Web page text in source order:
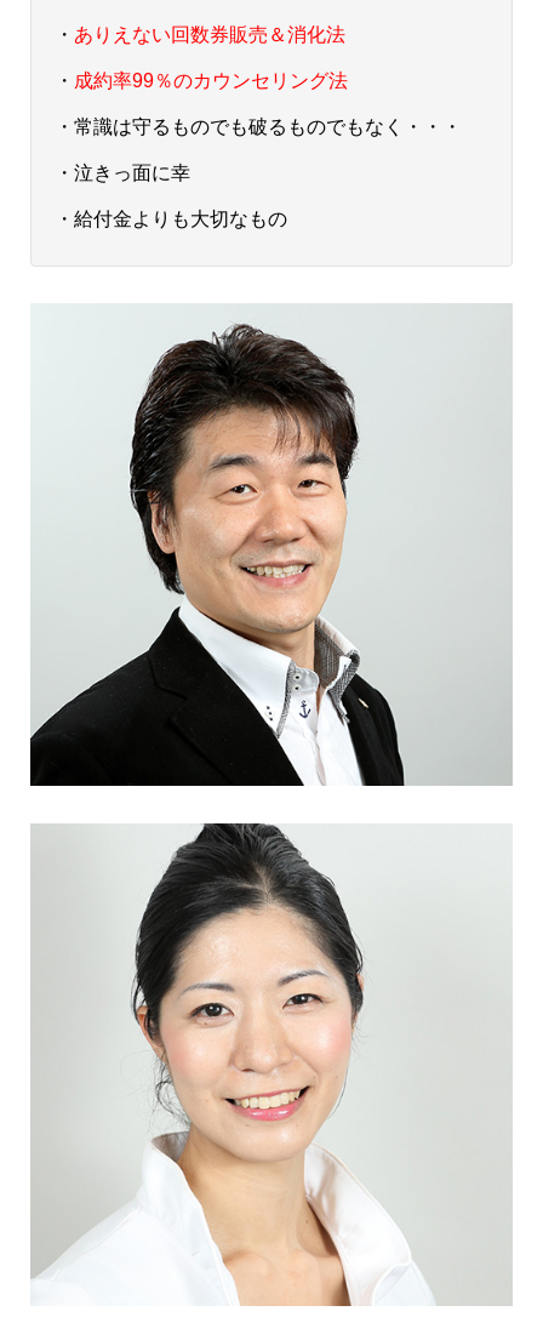
・ ありえない回数券販売＆消化法
・ 成約率99％のカウンセリング法
・常識は守るものでも破るものでもなく・・・
・泣きっ面に幸
・給付金よりも大切なもの